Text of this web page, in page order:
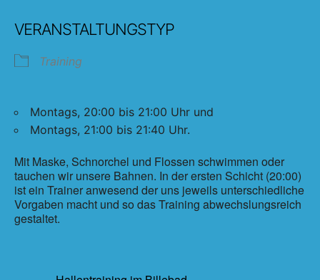
VERANSTALTUNGSTYP
Training
Montags, 20:00 bis 21:00 Uhr und
Montags, 21:00 bis 21:40 Uhr.
Mit Maske, Schnorchel und Flossen schwimmen oder
tauchen wir unsere Bahnen. In der ersten Schicht (20:00)
ist ein Trainer anwesend der uns jeweils unterschiedliche
Vorgaben macht und so das Training abwechslungsreich
gestaltet.